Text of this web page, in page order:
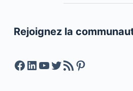
Rejoignez la
Facebook
LinkedIn
YouTube
Twitter
Feed RSSPinterest